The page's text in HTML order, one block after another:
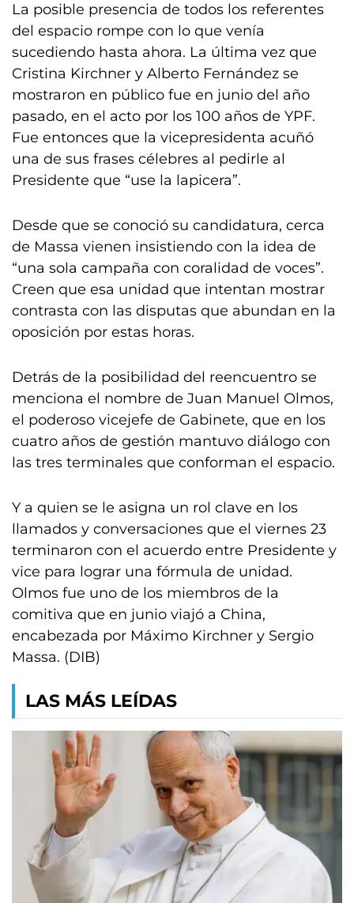
La posible presencia de todos los referentes
del espacio rompe con lo que venía
sucediendo hasta ahora. La última vez que
Cristina Kirchner y Alberto Fernández se
mostraron en público fue en junio del año
pasado, en el acto por los 100 años de YPF.
Fue entonces que la vicepresidenta acuñó
una de sus frases célebres al pedirle al
Presidente que “use la lapicera”.
Desde que se conoció su candidatura, cerca
de Massa vienen insistiendo con la idea de
“una sola campaña con coralidad de voces”.
Creen que esa unidad que intentan mostrar
contrasta con las disputas que abundan en la
oposición por estas horas.
Detrás de la posibilidad del reencuentro se
menciona el nombre de Juan Manuel Olmos,
el poderoso vicejefe de Gabinete, que en los
cuatro años de gestión mantuvo diálogo con
las tres terminales que conforman el espacio.
Y a quien se le asigna un rol clave en los
llamados y conversaciones que el viernes 23
terminaron con el acuerdo entre Presidente y
vice para lograr una fórmula de unidad.
Olmos fue uno de los miembros de la
comitiva que en junio viajó a China,
encabezada por Máximo Kirchner y Sergio
Massa. (DIB)
LAS MÁS LEÍDAS